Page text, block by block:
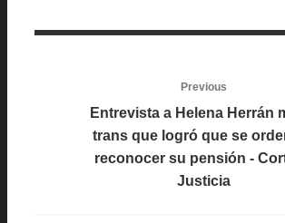
Previous
Entrevista a Helena Herrán
trans que logró que se
reconocer su pensión -
Justicia